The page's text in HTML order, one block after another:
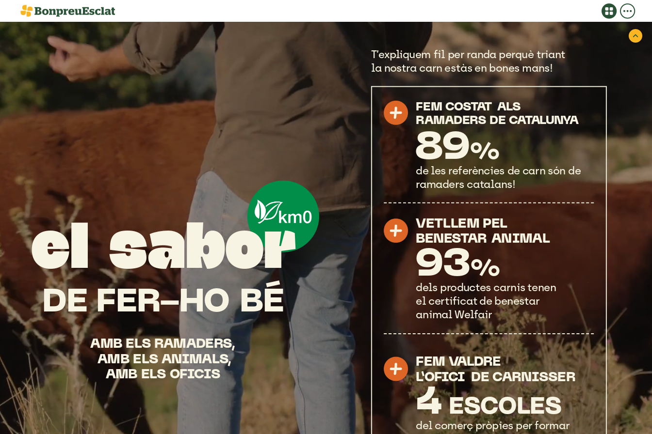
el sabor
DE FER-HO BÉ
AMB ELS RAMADERS,
AMB ELS ANIMALS,
AMB ELS OFICIS
T’expliquem fil per randa perquè triant
la nostra carnestàsen bones mans!
89%
93%
4 ESCOLES
FEM COSTAT ALS
RAMADERS DE CATALUNYA
VETLLEM PEL
BENESTAR ANIMAL
FEM VALDRE
L’OFICI DE CARNISSER
de les referències de carn són de
ramaders catalans!
dels productes carnistenen
el certificat de benestar
animalWelfair
del comerç pròpies performar